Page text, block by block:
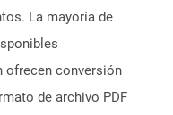
La mayoría de
ofrecen conversión
de archivo PDF